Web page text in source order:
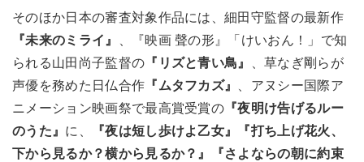
そのほか日本の審査対象作品には、細田守監督の最新作
『未来のミライ』
、『映画 聲の形』「けいおん！」で知
られる山田尚子監督の 『リズと青い鳥』
、草なぎ剛らが
声優を務めた日仏合作 『ムタフカズ』 、アヌシー国際ア
ニメーション映画祭で最高賞受賞の 『夜明け告げるルー
のうた』 に、 『夜は短し歩けよ乙女』
『打ち上げ花火、
下から見るか？横から見るか？』
『さよならの朝に約束